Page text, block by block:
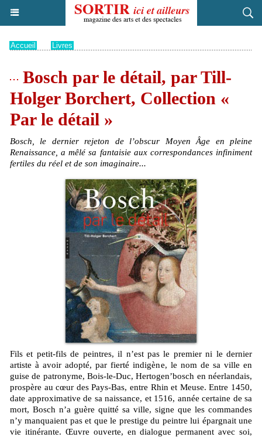
Accueil Livres
Bosch par le détail, par Till-
Holger Borchert, Collection «
Par le détail »
Bosch, le dernier rejeton de l’obscur Moyen Âge en pleine
Renaissance, a mêlé sa fantaisie aux correspondances infiniment
fertiles du réel et de son imaginaire...
Fils et petit-fils de peintres, il n’est pas le premier ni le dernier
artiste à avoir adopté, par fierté indigène, le nom de sa ville en
guise de patronyme, Bois-le-Duc, Hertogen’bosch en néerlandais,
prospère au cœur des Pays-Bas, entre Rhin et Meuse. Entre 1450,
date approximative de sa naissance, et 1516, année certaine de sa
mort, Bosch n’a guère quitté sa ville, signe que les commandes
n’y manquaient pas et que le prestige du peintre lui épargnait une
vie itinérante. Œuvre ouverte, en dialogue permanent avec soi,